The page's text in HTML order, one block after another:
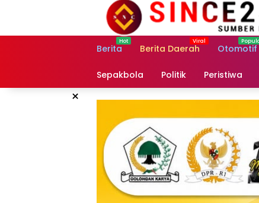
Berita
Berita Daerah Otomotif
Sepakbola Politik Peristiwa
×